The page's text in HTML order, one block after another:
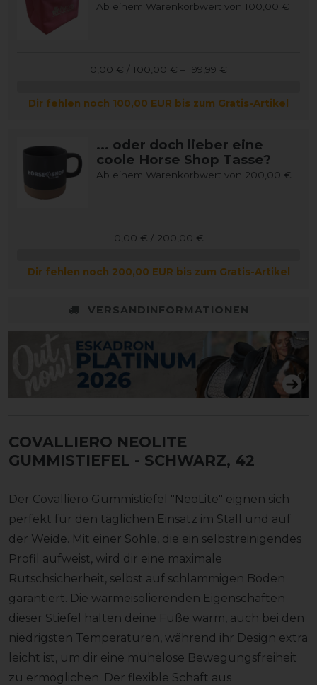
Ab einem Warenkorbwert von 100,00 €
0,00 € / 100,00 € – 199,99 €
Dir fehlen noch 100,00 EUR bis zum Gratis-Artikel
... oder doch lieber eine
coole Horse Shop Tasse?
Ab einem Warenkorbwert von 200,00 €
0,00 € / 200,00 €
Dir fehlen noch 200,00 EUR bis zum Gratis-Artikel
VERSANDINFORMATIONEN
COVALLIERO NEOLITE
GUMMISTIEFEL - SCHWARZ, 42
Der Covalliero Gummistiefel "NeoLite" eignen sich
perfekt für den täglichen Einsatz im Stall und auf
der Weide. Mit einer Sohle, die ein selbstreinigendes
Profil aufweist, wird dir eine maximale
Rutschsicherheit, selbst auf schlammigen Böden
garantiert. Die wärmeisolierenden Eigenschaften
dieser Stiefel halten deine Füße warm, auch bei den
niedrigsten Temperaturen, während ihr Design extra
leicht ist, um dir eine mühelose Bewegungsfreiheit
zu ermöglichen. Der flexible Schaft aus